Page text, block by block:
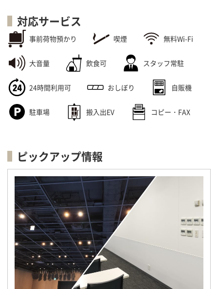
対応サービス
事前荷物預かり 喫煙 無料Wi-Fi
大音量 飲食可 スタッフ常駐
24時間利用可 おしぼり 自販機
駐車場 搬入出EV コピー・FAX
ピックアップ情報